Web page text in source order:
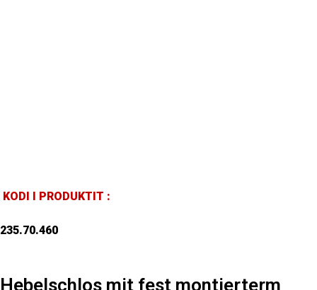
KODI I PRODUKTIT :
235.70.460
Hebelschlos mit fest montierterm